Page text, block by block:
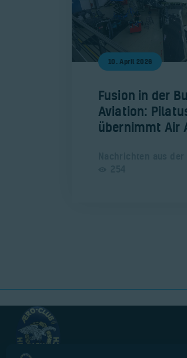
10. April 2026
​Fusion in der
Aviation:
übernimmt Air